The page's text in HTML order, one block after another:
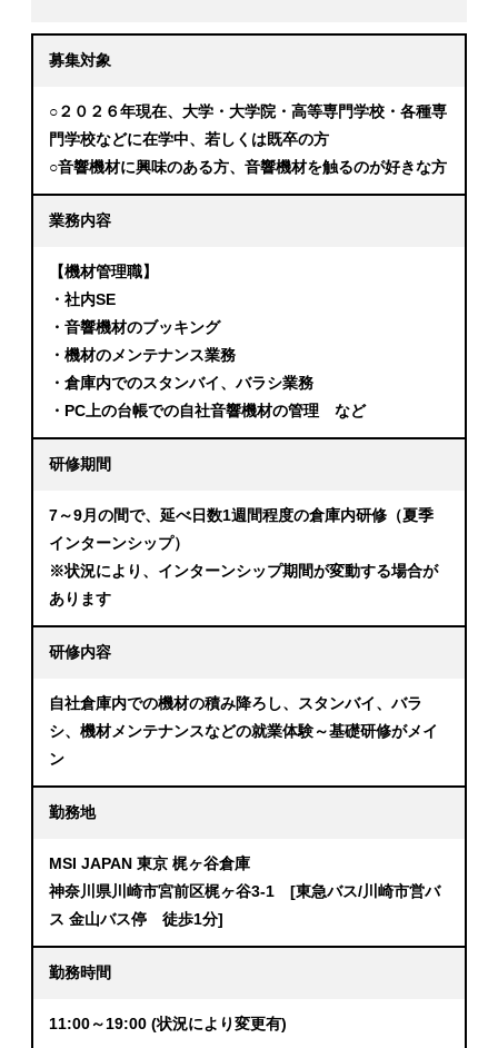
募集対象
○２０２６年現在、大学・大学院・高等専門学校・各種専
門学校などに在学中、若しくは既卒の方
○音響機材に興味のある方、音響機材を触るのが好きな方
業務内容
【機材管理職】
・社内SE
・音響機材のブッキング
・機材のメンテナンス業務
・倉庫内でのスタンバイ、バラシ業務
・PC上の台帳での自社音響機材の管理 など
研修期間
7～9月の間で、延べ日数1週間程度の倉庫内研修（夏季
インターンシップ）
※状況により、インターンシップ期間が変動する場合が
あります
研修内容
自社倉庫内での機材の積み降ろし、スタンバイ、バラ
シ、機材メンテナンスなどの就業体験～基礎研修がメイ
ン
勤務地
MSI JAPAN 東京 梶ヶ谷倉庫
神奈川県川崎市宮前区梶ヶ谷3-1 [東急バス/川崎市営バ
ス 金山バス停 徒歩1分]
勤務時間
11:00～19:00 (状況により変更有)